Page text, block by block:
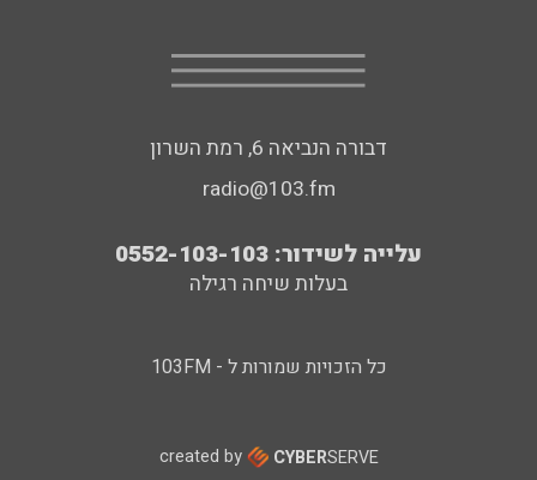
דבורה הנביאה 6, רמת השרון
radio@103.fm
עלייה לשידור: 0552-103-103
בעלות שיחה רגילה
כל הזכויות שמורות ל - 103FM
created by CYBERSERVE